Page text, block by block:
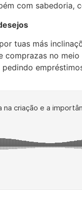
com sabedoria,
tuas más
comprazas no